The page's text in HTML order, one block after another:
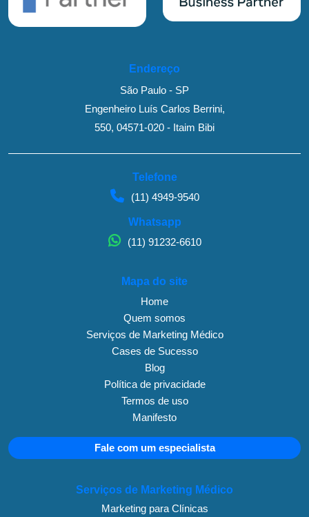
Endereço
São Paulo - SP
Engenheiro Luís Carlos Berrini,
550, 04571-020 - Itaim Bibi
Telefone
(11) 4949-9540
Whatsapp
(11) 91232-6610
Mapa do site
Home
Quem somos
Serviços de Marketing Médico
Cases de Sucesso
Blog
Política de privacidade
Termos de uso
Manifesto
Fale com um especialista
Serviços de Marketing Médico
Marketing para Clínicas